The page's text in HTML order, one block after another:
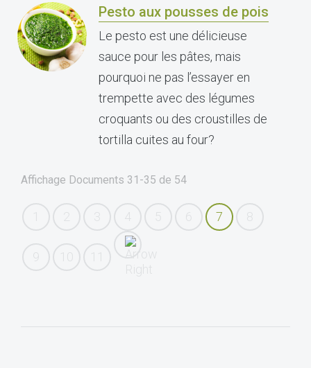
Pesto aux pousses de pois
Le pesto est une délicieuse
sauce pour les pâtes, mais
pourquoi ne pas l’essayer en
trempette avec des légumes
croquants ou des croustilles de
tortilla cuites au four?
Affichage Documents 31-35 de 54
7